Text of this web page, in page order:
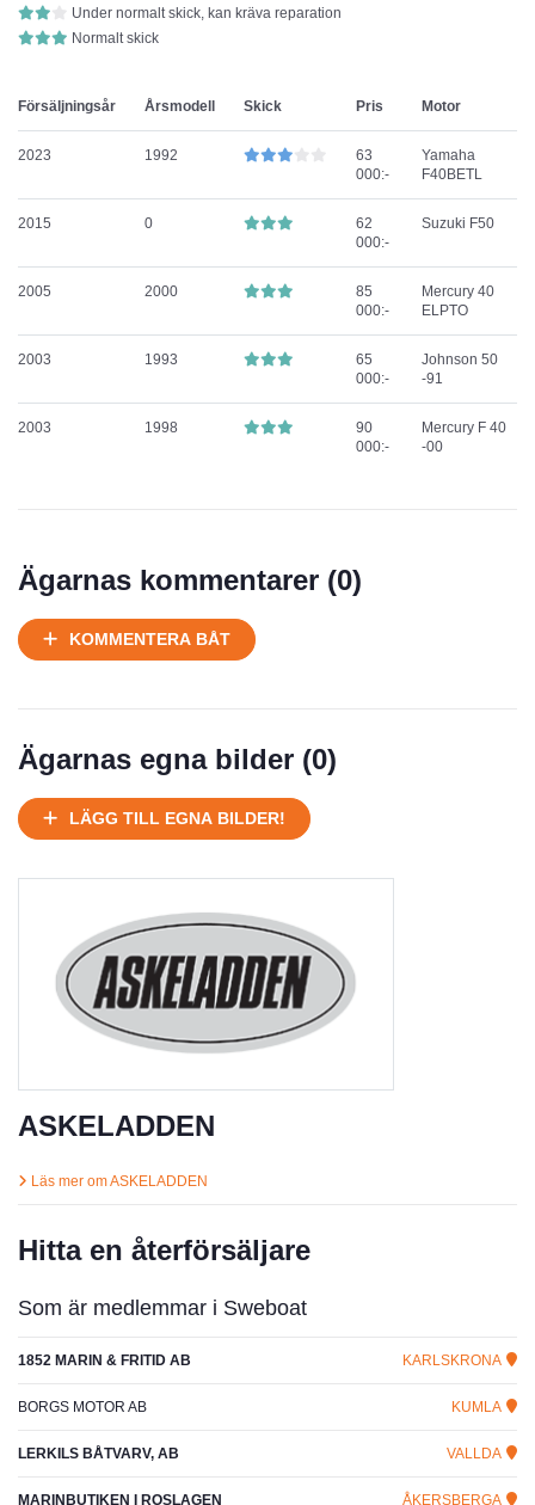
Under normalt skick, kan kräva reparation
Normalt skick
Försäljningsår Årsmodell Skick Pris Motor
2023 1992
63
000:-
Yamaha
F40BETL
2015 0
62
000:-
Suzuki F50
2005 2000
85
000:-
Mercury 40
ELPTO
2003 1993
65
000:-
Johnson 50
-91
2003 1998
90
000:-
Mercury F 40
-00
Ägarnas kommentarer (0)
KOMMENTERA BÅT
Ägarnas egna bilder (0)
LÄGG TILL EGNA BILDER!
ASKELADDEN
Läs mer om ASKELADDEN
Hitta en återförsäljare
Som är medlemmar i Sweboat
1852 MARIN & FRITID AB KARLSKRONA
BORGS MOTOR AB KUMLA
LERKILS BÅTVARV, AB VALLDA
MARINBUTIKEN I ROSLAGEN ÅKERSBERGA